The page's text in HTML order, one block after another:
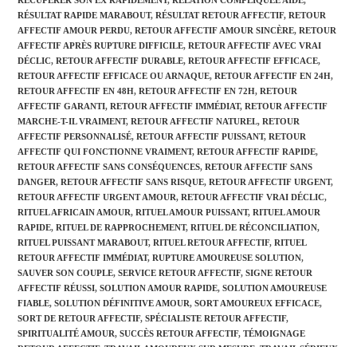
RÉSULTAT RAPIDE MARABOUT, RÉSULTAT RETOUR AFFECTIF, RETOUR
AFFECTIF AMOUR PERDU, RETOUR AFFECTIF AMOUR SINCÈRE, RETOUR
AFFECTIF APRÈS RUPTURE DIFFICILE, RETOUR AFFECTIF AVEC VRAI
DÉCLIC, RETOUR AFFECTIF DURABLE, RETOUR AFFECTIF EFFICACE,
RETOUR AFFECTIF EFFICACE OU ARNAQUE, RETOUR AFFECTIF EN 24H,
RETOUR AFFECTIF EN 48H, RETOUR AFFECTIF EN 72H, RETOUR
AFFECTIF GARANTI, RETOUR AFFECTIF IMMÉDIAT, RETOUR AFFECTIF
MARCHE-T-IL VRAIMENT, RETOUR AFFECTIF NATUREL, RETOUR
AFFECTIF PERSONNALISÉ, RETOUR AFFECTIF PUISSANT, RETOUR
AFFECTIF QUI FONCTIONNE VRAIMENT, RETOUR AFFECTIF RAPIDE,
RETOUR AFFECTIF SANS CONSÉQUENCES, RETOUR AFFECTIF SANS
DANGER, RETOUR AFFECTIF SANS RISQUE, RETOUR AFFECTIF URGENT,
RETOUR AFFECTIF URGENT AMOUR, RETOUR AFFECTIF VRAI DÉCLIC,
RITUEL AFRICAIN AMOUR, RITUEL AMOUR PUISSANT, RITUEL AMOUR
RAPIDE, RITUEL DE RAPPROCHEMENT, RITUEL DE RÉCONCILIATION,
RITUEL PUISSANT MARABOUT, RITUEL RETOUR AFFECTIF, RITUEL
RETOUR AFFECTIF IMMÉDIAT, RUPTURE AMOUREUSE SOLUTION,
SAUVER SON COUPLE, SERVICE RETOUR AFFECTIF, SIGNE RETOUR
AFFECTIF RÉUSSI, SOLUTION AMOUR RAPIDE, SOLUTION AMOUREUSE
FIABLE, SOLUTION DÉFINITIVE AMOUR, SORT AMOUREUX EFFICACE,
SORT DE RETOUR AFFECTIF, SPÉCIALISTE RETOUR AFFECTIF,
SPIRITUALITÉ AMOUR, SUCCÈS RETOUR AFFECTIF, TÉMOIGNAGE